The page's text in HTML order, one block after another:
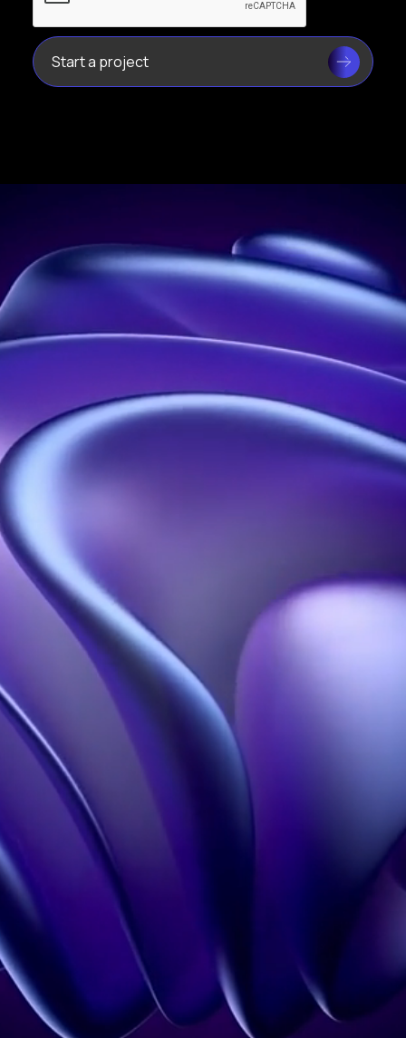
Leader in holograms in France
Address: 21 rue Jean Rostand, 91400 Orsay, France
Business:SIRET: 914 041 827 00017
Contact us
Our solutions
Holographic propellers
Holographic pyramids
Holographic projections
Holobox
3D Design Studio
Portfolio
FAQS
Our influence
Hologram in Paris
Learn more
Legal information
Terms of Use
Confidentiality policy
Contact
+33 1 60 92 41 65
contact@holovisio.fr
Copyright 2026 © Holovisio made by